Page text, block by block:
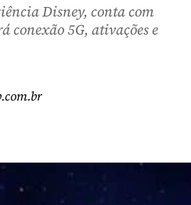
Disney, conta com
conexão 5G, ativações e